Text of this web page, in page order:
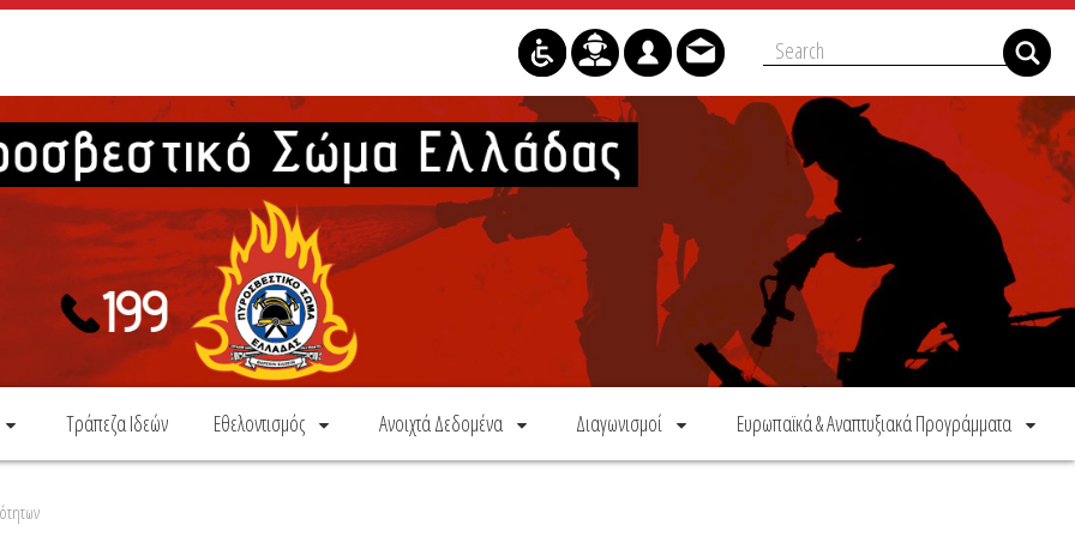
Τράπεζα Ιδεών Εθελοντισμός Ανοιχτά Δεδομένα Διαγωνισμοί Ευρωπαϊκά & Αναπτυξιακά Προγράμματα